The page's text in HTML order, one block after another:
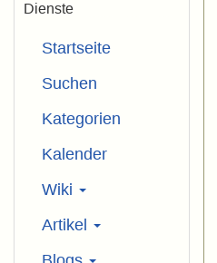
Dienste
Startseite
Suchen
Kategorien
Kalender
Wiki
Artikel